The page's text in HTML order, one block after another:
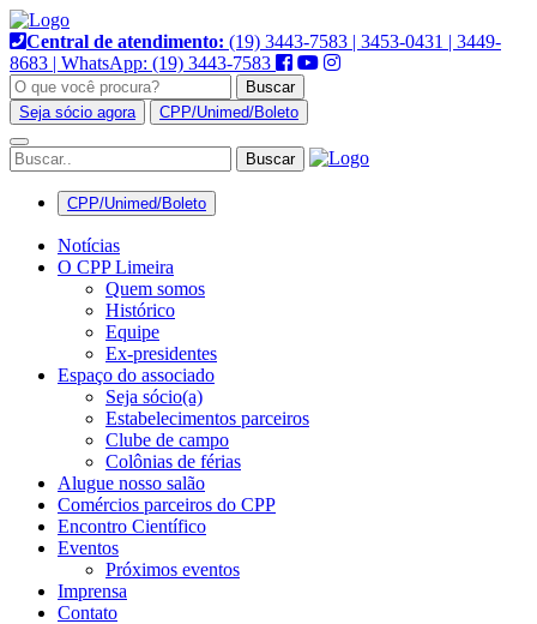
Pular
para
o
conteúdo
Central de atendimento: (19) 3443-7583 | 3453-0431 | 3449-
8683 | WhatsApp: (19) 3443-7583
Buscar
Seja sócio agora
CPP/Unimed/Boleto
Alternar
navegação
CPP/Unimed/Boleto
Notícias
O CPP Limeira
Quem somos
Histórico
Equipe
Ex-presidentes
Espaço do associado
Seja sócio(a)
Estabelecimentos parceiros
Clube de campo
Colônias de férias
Alugue nosso salão
Comércios parceiros do CPP
Encontro Científico
Eventos
Próximos eventos
Imprensa
Contato